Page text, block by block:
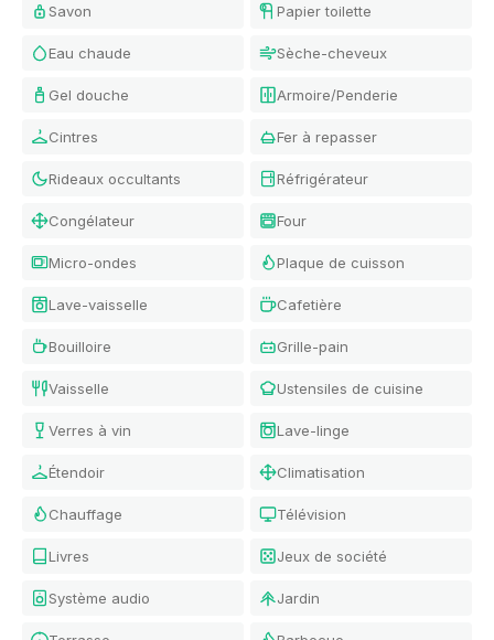
Savon Papier toilette
Eau chaude Sèche-cheveux
Gel douche Armoire/Penderie
Cintres Fer à repasser
Rideaux occultants Réfrigérateur
Congélateur Four
Micro-ondes Plaque de cuisson
Lave-vaisselle Cafetière
Bouilloire Grille-pain
Vaisselle Ustensiles de cuisine
Verres à vin Lave-linge
Étendoir Climatisation
Chauffage Télévision
Livres Jeux de société
Système audio Jardin